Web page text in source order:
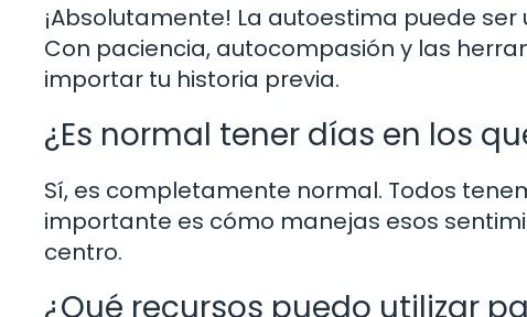
¡Absolutamente! La autoestima puede
Con paciencia, autocompasión y las
importar tu historia previa.
¿Es normal tener días en los
Sí, es completamente normal. Todos
importante es cómo manejas esos
centro.
¿Qué recursos puedo utilizar